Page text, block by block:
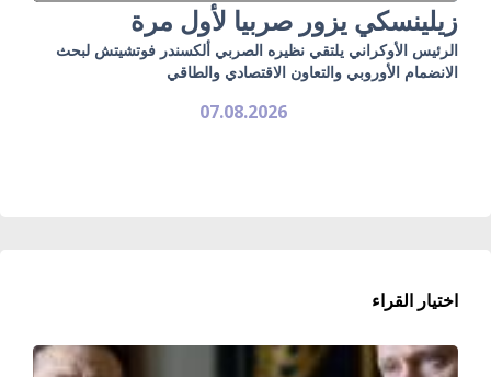
زيلينسكي يزور صربيا لأول مرة
الرئيس الأوكراني يلتقي نظيره الصربي ألكسندر فوتشيتش لبحث
الانضمام الأوروبي والتعاون الاقتصادي والطاقي
07.08.2026
اختيار القراء